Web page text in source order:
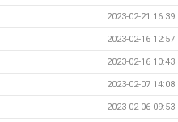
2023-02-21 16:39
2023-02-16 12:57
2023-02-16 10:43
2023-02-07 14:08
2023-02-06 09:53